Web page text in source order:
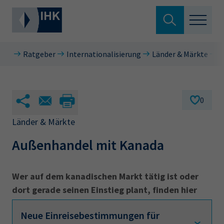
Aus- & Fortbildung
Berufszugang
Ratgeber
Service & Anträge
Über uns
Suche verlassen
Begriffen vorauswählen
Ratgeber Internationalisierung Länder & Märkte
0
Länder & Märkte
Außenhandel mit Kanada
Wer auf dem kanadischen Markt tätig ist oder
dort gerade seinen Einstieg plant, finden hier
viele nützliche Informationen und
weiterführende Links.
Neue Einreisebestimmungen für